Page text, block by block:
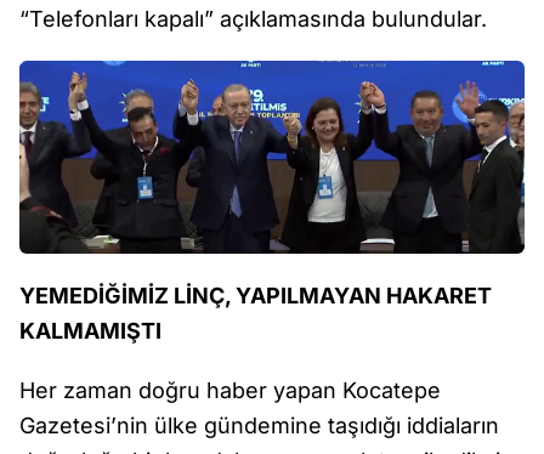
“Telefonları kapalı” açıklamasında bulundular.
YEMEDİĞİMİZ LİNÇ, YAPILMAYAN HAKARET
KALMAMIŞTI
Her zaman doğru haber yapan Kocatepe
Gazetesi’nin ülke gündemine taşıdığı iddiaların